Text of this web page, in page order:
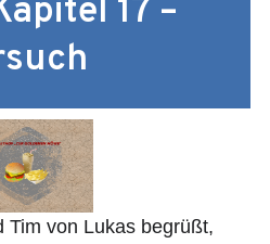
17 –
Tim von Lukas begrüßt,